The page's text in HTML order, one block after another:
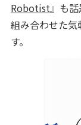
Robotist』も
組み合わせた
す。